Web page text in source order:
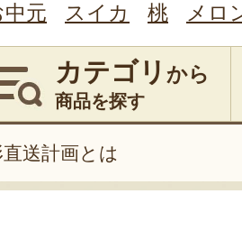
中元 スイカ 桃 メロ
カテゴリ から
商品を探す
送計画とは